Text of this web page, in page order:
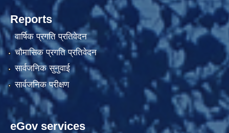
Reports
वार्षिक प्रगति प्रतिवेदन
चौमासिक प्रगति प्रतिवेदन
सार्वजनिक सुनुवाई
सार्वजनिक परीक्षण
eGov services